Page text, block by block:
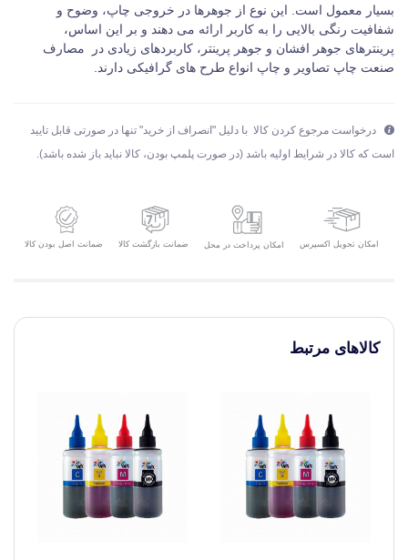
بسیار معمول است. این نوع از جوهرها در خروجی چاپ، وضوح و
شفافیت رنگی بالایی را به کاربر ارائه می دهند و بر این اساس،
پرینترهای جوهر افشان و جوهر پرینتر، کاربردهای زیادی در مصارف
صنعت چاپ تصاویر و چاپ انواع طرح های گرافیکی دارند.
درخواست مرجوع کردن کالا با دلیل "انصراف از خرید" تنها در صورتی قابل تایید
است که کالا در شرایط اولیه باشد (در صورت پلمپ بودن، کالا نباید باز شده باشد).
امکان تحویل اکسپرس امکان پرداخت در محل ضمانت بازگشت کالا ضمانت اصل بودن کالا
کالاهای مرتبط